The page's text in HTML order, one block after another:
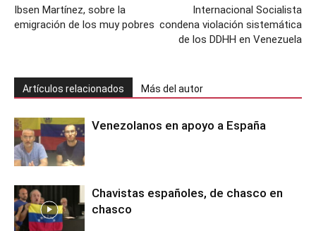
Ibsen Martínez, sobre la
emigración de los muy pobres
Internacional Socialista
condena violación sistemática
de los DDHH en Venezuela
Artículos relacionados Más del autor
Venezolanos en apoyo a España
Chavistas españoles, de chasco en
chasco